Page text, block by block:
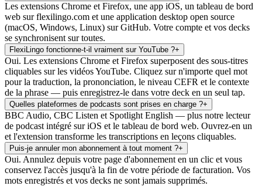
Les extensions Chrome et Firefox, une app iOS, un tableau de bord
web sur flexilingo.com et une application desktop open source
(macOS, Windows, Linux) sur GitHub. Votre compte et vos decks
se synchronisent sur toutes.
FlexiLingo fonctionne-t-il vraiment sur YouTube ?+
Oui. Les extensions Chrome et Firefox superposent des sous-titres
cliquables sur les vidéos YouTube. Cliquez sur n'importe quel mot
pour la traduction, la prononciation, le niveau CEFR et le contexte
de la phrase — puis enregistrez-le dans votre deck en un seul tap.
Quelles plateformes de podcasts sont prises en charge ?+
BBC Audio, CBC Listen et Spotlight English — plus notre lecteur
de podcast intégré sur iOS et le tableau de bord web. Ouvrez-en un
et l'extension transforme les transcriptions en leçons cliquables.
Puis-je annuler mon abonnement à tout moment ?+
Oui. Annulez depuis votre page d'abonnement en un clic et vous
conservez l'accès jusqu'à la fin de votre période de facturation. Vos
mots enregistrés et vos decks ne sont jamais supprimés.